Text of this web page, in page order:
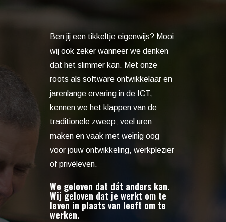
Ben jij een tikkeltje eigenwijs? Mooi
wij ook zeker wanneer we denken
dat het slimmer kan. Met onze
roots als software ontwikkelaar en
jarenlange ervaring in de ICT,
kennen we het klappen van de
traditionele zweep; veel uren
maken en vaak met weinig oog
voor jouw ontwikkeling, werkplezier
of privéleven.
We geloven dat dát anders kan.
Wij geloven dat je werkt om te
leven in plaats van leeft om te
werken.